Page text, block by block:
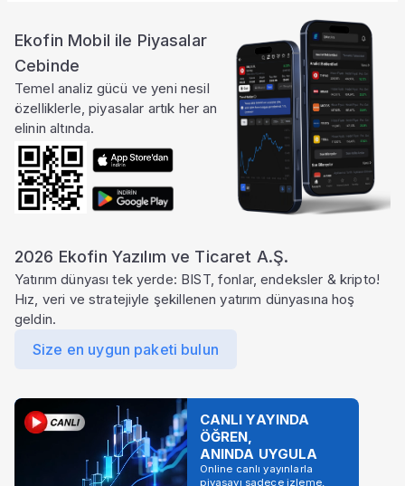
Ekofin Mobil ile Piyasalar
Cebinde
Temel analiz gücü ve yeni nesil
özelliklerle, piyasalar artık her an
elinin altında.
2026 Ekofin Yazılım ve Ticaret A.Ş.
Yatırım dünyası tek yerde: BIST, fonlar, endeksler & kripto!
Hız, veri ve stratejiyle şekillenen yatırım dünyasına hoş
geldin.
Size en uygun paketi bulun
CANLI YAYINDA
ÖĞREN,
ANINDA UYGULA
Online canlı yayınlarla
piyasayı sadece izleme,